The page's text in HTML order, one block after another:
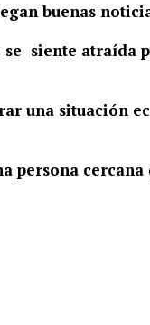
buenas
siente atraída
una situación
persona cercana